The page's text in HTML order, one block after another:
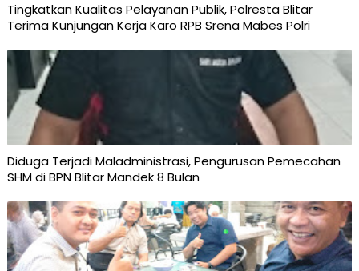
Tingkatkan Kualitas Pelayanan Publik, Polresta Blitar
Terima Kunjungan Kerja Karo RPB Srena Mabes Polri
Diduga Terjadi Maladministrasi, Pengurusan Pemecahan
SHM di BPN Blitar Mandek 8 Bulan